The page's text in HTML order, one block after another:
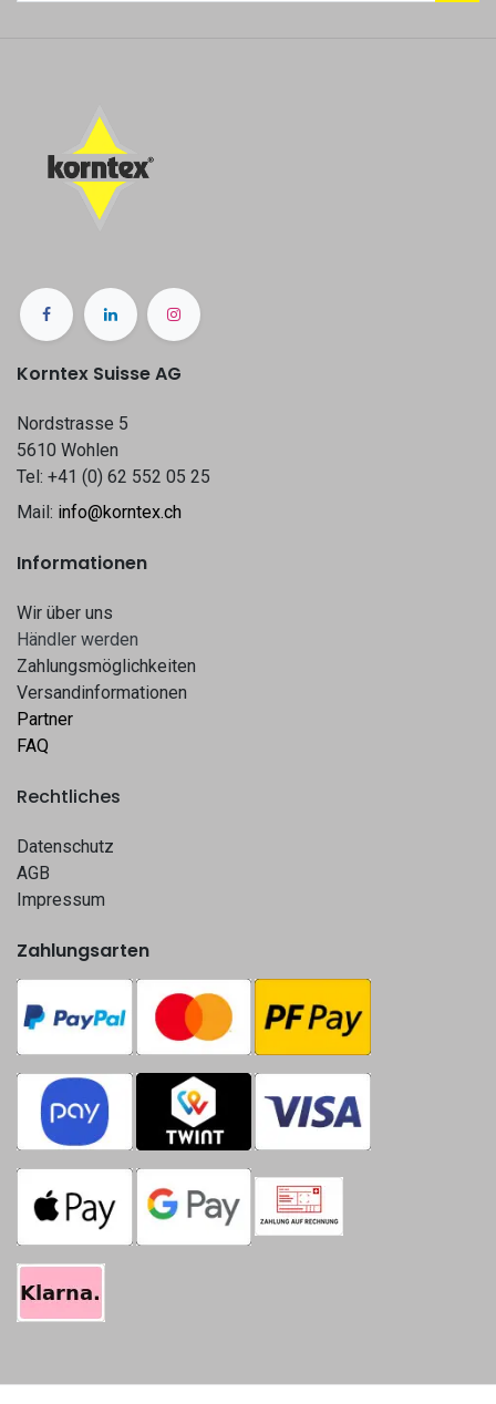
Korntex Suisse AG
Nordstrasse 5
5610 Wohlen
Tel: +41 (0) 62 552 05 25
Mail: info@korntex.ch
Informationen
Wir über uns
Hä​​ndle​​r werden​​
Zahlungsmöglichkeiten
Versandinformationen
Partner
FAQ
Rechtliches
Datenschutz
AGB
Impressum
Zahlungsarten